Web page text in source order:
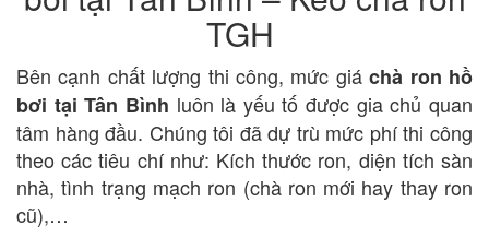
TGH
Bên cạnh chất lượng thi công, mức giáchà ron hồ
bơi tại Tân Bình luôn là yếu tố được gia chủ quan
tâm hàng đầu. Chúng tôi đã dự trù mức phí thi công
theo các tiêu chí như: Kích thước ron, diện tích sàn
nhà, tình trạng mạch ron (chà ron mới hay thay ron
cũ),…